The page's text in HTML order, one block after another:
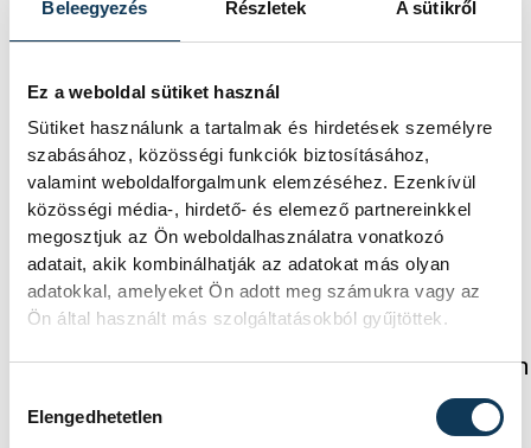
Beleegyezés Részletek A sütikről
Ez a weboldal sütiket használ
Sütiket használunk a tartalmak és hirdetések személyre
szabásához, közösségi funkciók biztosításához,
valamint weboldalforgalmunk elemzéséhez. Ezenkívül
közösségi média-, hirdető- és elemező partnereinkkel
megosztjuk az Ön weboldalhasználatra vonatkozó
adatait, akik kombinálhatják az adatokat más olyan
adatokkal, amelyeket Ön adott meg számukra vagy az
Ön által használt más szolgáltatásokból gyűjtöttek.
Elengedhetetlen
vitorlázás
Balatonfüred
Kékszalag
Baumann
Béla